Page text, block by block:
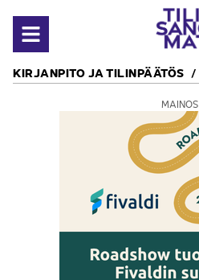
Avaa valikko
KIRJANPITO JA TILINPÄÄTÖS
MAINOS